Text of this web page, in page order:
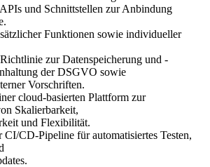
und Schnittstellen zur Anbindung
Funktionen sowie individueller
zur Datenspeicherung und -
der DSGVO sowie
Vorschriften.
cloud-basierten Plattform zur
Skalierbarkeit,
und Flexibilität.
CI/CD-Pipeline für automatisiertes Testen,